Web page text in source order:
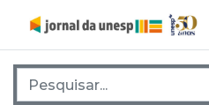
Pesquisar por: